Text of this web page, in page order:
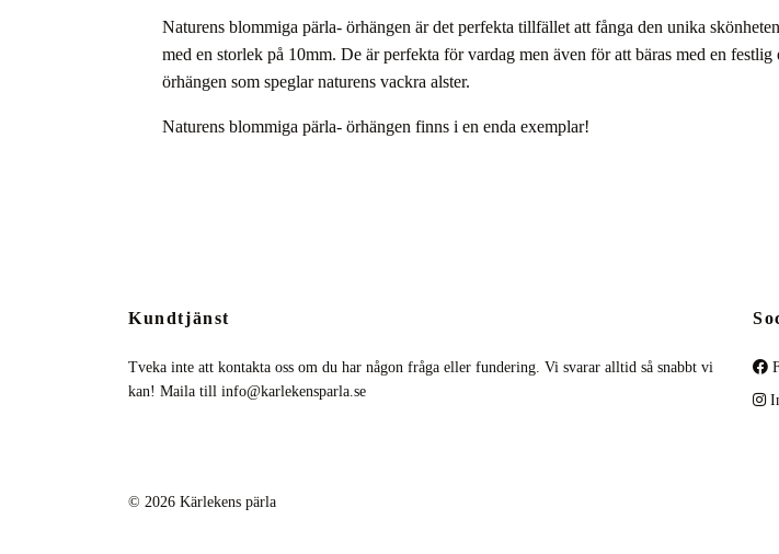
Naturens blommiga pärla- örhängen är det perfekta tillfället att fånga den unika
med en storlek på 10mm. De är perfekta för vardag men även för att bäras med en
örhängen som speglar naturens vackra alster.
Naturens blommiga pärla- örhängen finns i en enda exemplar!
Kundtjänst
Tveka inte att kontakta oss om du har någon fråga eller fundering. Vi svarar alltid så snabbt vi
kan! Maila till info@karlekensparla.se
© 2026 Kärlekens pärla